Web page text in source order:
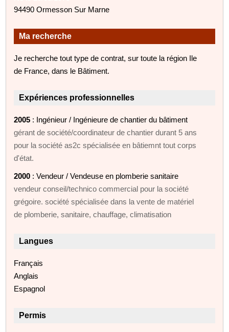
94490 Ormesson Sur Marne
Ma recherche
Je recherche tout type de contrat, sur toute la région Ile
de France, dans le Bâtiment.
Expériences professionnelles
2005 : Ingénieur / Ingénieure de chantier du bâtiment
gérant de société/coordinateur de chantier durant 5 ans
pour la société as2c spécialisée en bâtiemnt tout corps
d'état.
2000 : Vendeur / Vendeuse en plomberie sanitaire
vendeur conseil/technico commercial pour la société
grégoire. société spécialisée dans la vente de matériel
de plomberie, sanitaire, chauffage, climatisation
Langues
Français
Anglais
Espagnol
Permis